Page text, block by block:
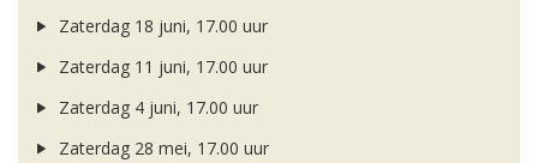
Zaterdag 18 juni, 17.00 uur
Zaterdag 11 juni, 17.00 uur
Zaterdag 4 juni, 17.00 uur
Zaterdag 28 mei, 17.00 uur